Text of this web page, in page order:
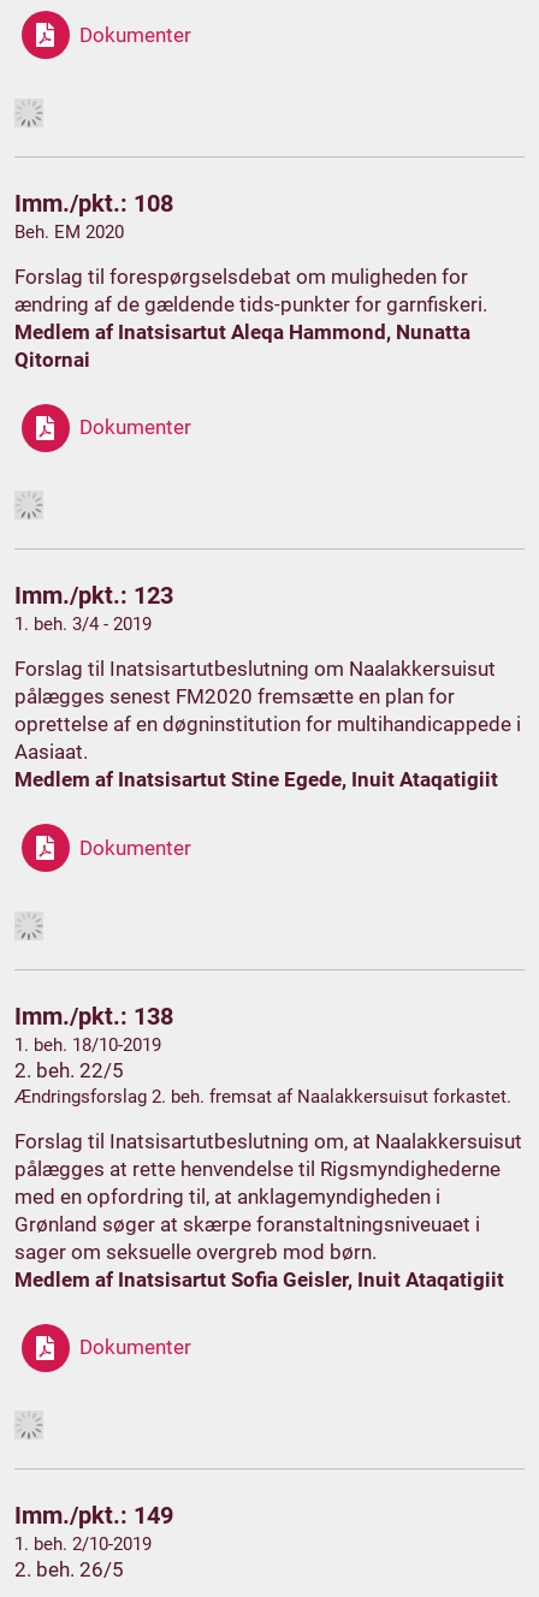
Dokumenter
Imm./pkt.: 108
Beh. EM 2020
Forslag til forespørgselsdebat om muligheden for
ændring af de gældende tids-punkter for garnfiskeri.
Medlem af Inatsisartut Aleqa Hammond, Nunatta
Qitornai
Dokumenter
Imm./pkt.: 123
1. beh. 3/4 - 2019
Forslag til Inatsisartutbeslutning om Naalakkersuisut
pålægges senest FM2020 fremsætte en plan for
oprettelse af en døgninstitution for multihandicappede i
Aasiaat.
Medlem af Inatsisartut Stine Egede, Inuit Ataqatigiit
Dokumenter
Imm./pkt.: 138
1. beh. 18/10-2019
2. beh. 22/5
Ændringsforslag 2. beh. fremsat af Naalakkersuisut forkastet.
Forslag til Inatsisartutbeslutning om, at Naalakkersuisut
pålægges at rette henvendelse til Rigsmyndighederne
med en opfordring til, at anklagemyndigheden i
Grønland søger at skærpe foranstaltningsniveuaet i
sager om seksuelle overgreb mod børn.
Medlem af Inatsisartut Sofia Geisler, Inuit Ataqatigiit
Dokumenter
Imm./pkt.: 149
1. beh. 2/10-2019
2. beh. 26/5